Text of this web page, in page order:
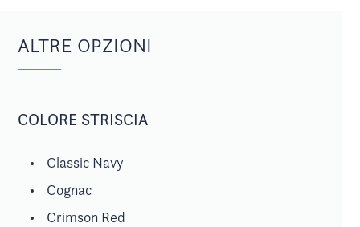
ALTRE OPZIONI
COLORE STRISCIA
Classic Navy
Cognac
Crimson Red